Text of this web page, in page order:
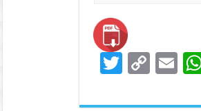
W
h
E
m
C
o
T
w